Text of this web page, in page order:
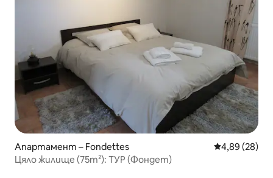
Апартамент – Fondettes Средна
4,89 (28)
Цяло жилище (75m²): ТУР (Фондет)